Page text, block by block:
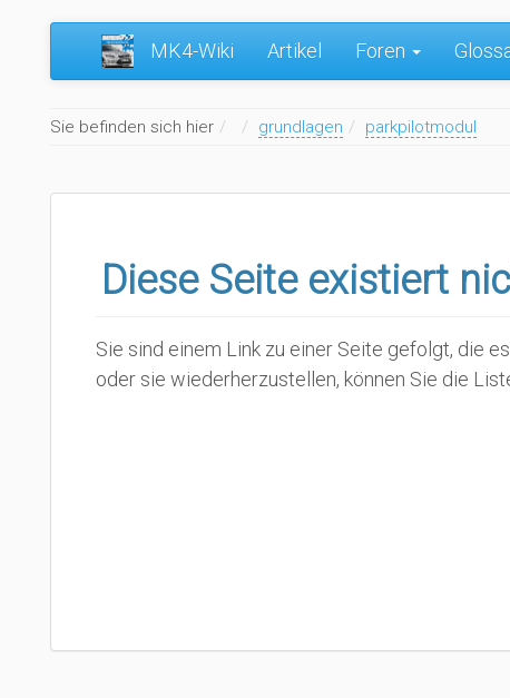
MK4-Wiki Artikel Foren
Sie befinden sich hier Homegrundlagen parkpilotmodul
Diese Seite existiert
Sie sind einem Link zu einer Seite gefolgt, die
oder sie wiederherzustellen, können Sie die